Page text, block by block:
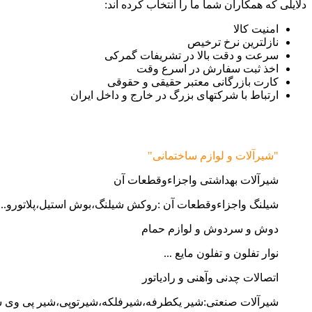
دلایلی که همکاران شما ما را انتخاب کرده اند:
امنیت کالا
نازلترین نرخ ترخیص
سرعت و دقت بالا در تشریفات گمرکی
اخذ ثبت سفارش در اسرع وقت
کارت بازرگانی معتبر حقیقی و حقوقی
ارتباط با شرکتهای بزرگ در خارج و داخل ایران
"شیرآلات و لوازم ساختمانی"
شیرآلات بهداشتی واجزاءوقطعات آن
شیلنگ واجزاءوقطعات آن :روکش شیلنگ،بوش
دوش و سردوش و لوازم حمام
نوار تفلون و تفلون مایع ...
اتصالات چدنی وآهنی و رادیاتور
شیرآلات صنعتی:شیر یکطرفه،شیرفلکه،شیرتوپی،شیر پی